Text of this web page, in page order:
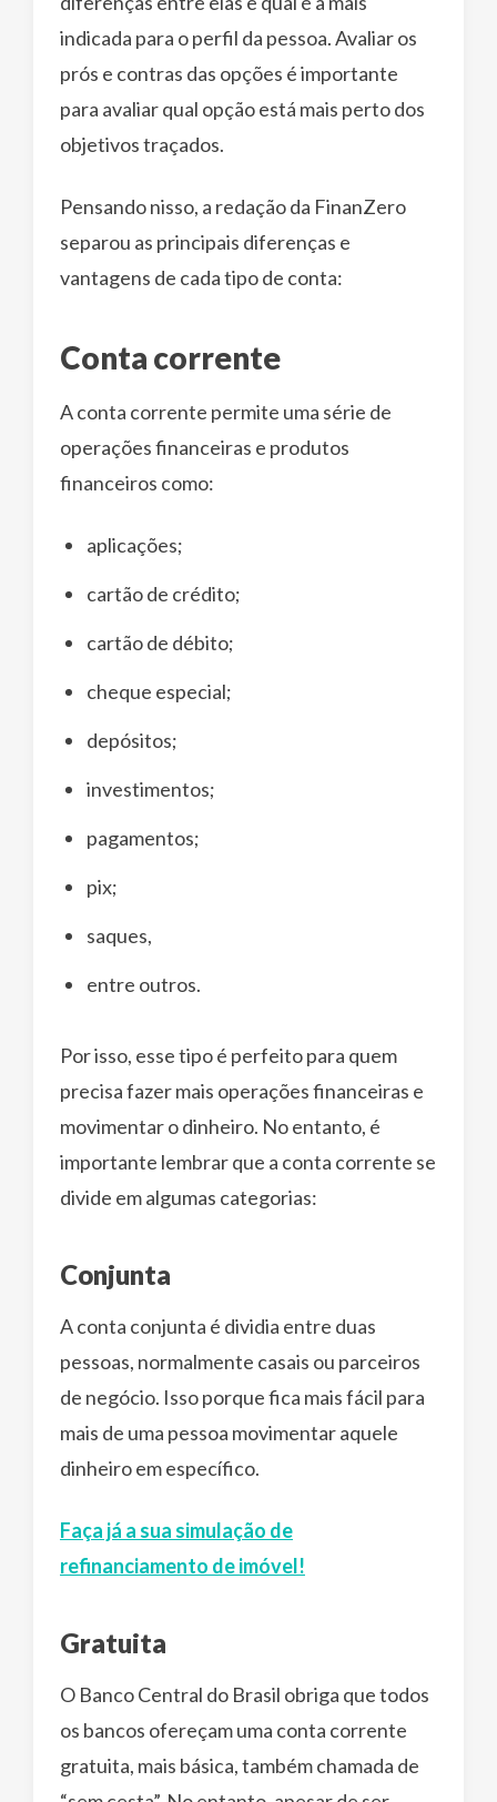
indicada para o perfil da pessoa. Avaliar os
prós e contras das opções é importante
para avaliar qual opção está mais perto dos
objetivos traçados.
Pensando nisso, a redação da FinanZero
separou as principais diferenças e
vantagens de cada tipo de conta:
Conta corrente
A conta corrente permite uma série de
operações financeiras e produtos
financeiros como:
aplicações;
cartão de crédito;
cartão de débito;
cheque especial;
depósitos;
investimentos;
pagamentos;
pix;
saques,
entre outros.
Por isso, esse tipo é perfeito para quem
precisa fazer mais operações financeiras e
movimentar o dinheiro. No entanto, é
importante lembrar que a conta corrente se
divide em algumas categorias:
Conjunta
A conta conjunta é dividia entre duas
pessoas, normalmente casais ou parceiros
de negócio. Isso porque fica mais fácil para
mais de uma pessoa movimentar aquele
dinheiro em específico.
Faça já a sua simulação de
refinanciamento de imóvel!
Gratuita
O Banco Central do Brasil obriga que todos
os bancos ofereçam uma conta corrente
gratuita, mais básica, também chamada de